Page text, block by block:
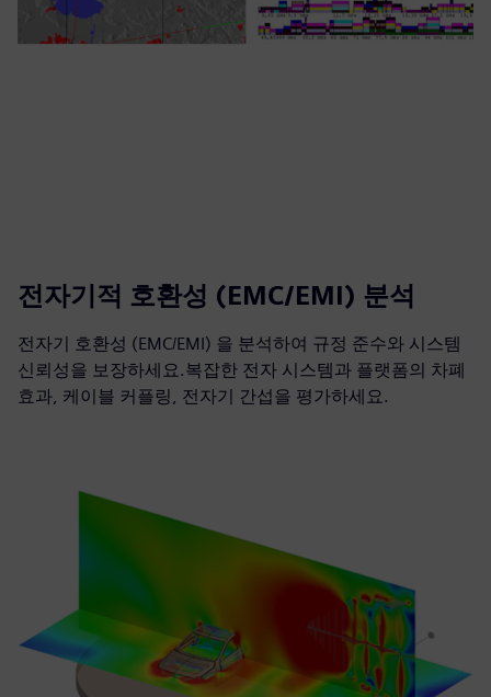
전자기적 호환성 (EMC/EMI) 분석
전자기 호환성 (EMC/EMI) 을 분석하여 규정 준수와 시스템
신뢰성을 보장하세요.복잡한 전자 시스템과 플랫폼의 차폐
효과, 케이블 커플링, 전자기 간섭을 평가하세요.